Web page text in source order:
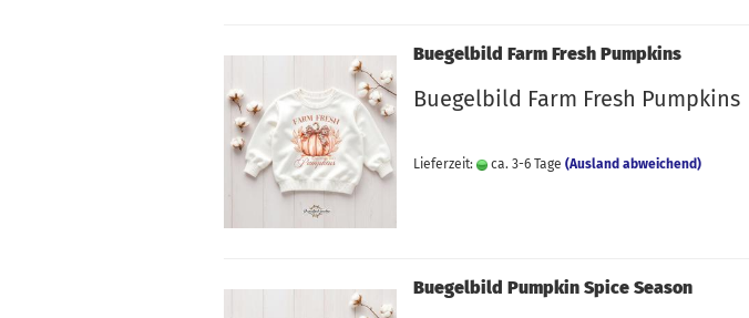
Buegelbild Farm Fresh Pumpkins
Buegelbild Farm Fresh Pumpkins
Lieferzeit: ca. 3-6 Tage (Ausland abweichend)
Buegelbild Pumpkin Spice Season